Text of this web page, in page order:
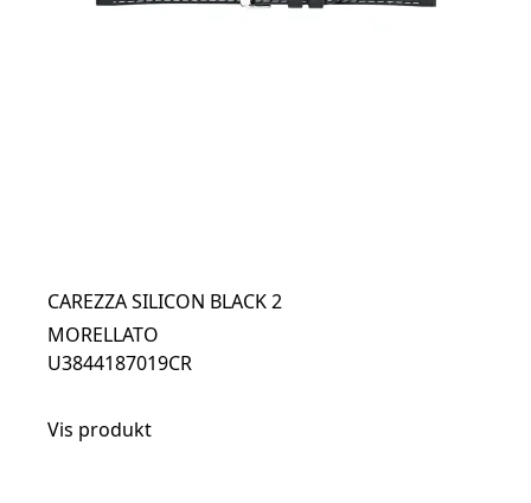
CAREZZA SILICON BLACK 2
MORELLATO
U3844187019CR
Vis produkt